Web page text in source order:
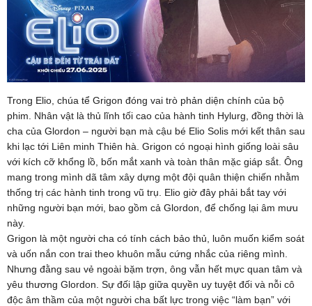
Trong Elio, chúa tể Grigon đóng vai trò phản diện chính của bộ
phim. Nhân vật là thủ lĩnh tối cao của hành tinh Hylurg, đồng thời là
cha của Glordon – người bạn mà cậu bé Elio Solis mới kết thân sau
khi lạc tới Liên minh Thiên hà. Grigon có ngoại hình giống loài sâu
với kích cỡ khổng lồ, bốn mắt xanh và toàn thân mặc giáp sắt. Ông
mang trong mình dã tâm xây dựng một đội quân thiện chiến nhằm
thống trị các hành tinh trong vũ trụ. Elio giờ đây phải bắt tay với
những người bạn mới, bao gồm cả Glordon, để chống lại âm mưu
này.
Grigon là một người cha có tính cách bảo thủ, luôn muốn kiểm soát
và uốn nắn con trai theo khuôn mẫu cứng nhắc của riêng mình.
Nhưng đằng sau vẻ ngoài bặm trợn, ông vẫn hết mực quan tâm và
yêu thương Glordon. Sự đối lập giữa quyền uy tuyệt đối và nỗi cô
độc âm thầm của một người cha bất lực trong việc “làm bạn” với